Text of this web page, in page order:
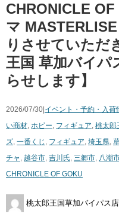
CHRONICLE
マ
りさせていただ
王国 草加バイパ
らせします】
2026/07/30| イベント・予約・入荷
い商材, ホビー, フィギュア, 桃太郎
ズ, 一番くじ , フィギュア, 埼玉県,
チャ , 越谷市, 吉川氏, 三郷市, 八潮
CHRONICLE ​OF ​GOKU
桃太郎王国草加バイパス